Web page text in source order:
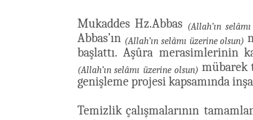
Mukaddes Hz.Abbas (Allah’ın
Abbas’ın (Allah’ın selâmı üzerine olsun)
başlattı. Aşûra merasimlerinin
(Allah’ın selâmı üzerine olsun) mübarek
genişleme projesi kapsamında
Temizlik çalışmalarının